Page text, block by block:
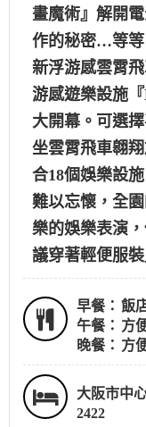
畫魔術』解開
作的秘密…等等
新浮游感雲霄
游感遊樂設施
大開幕。可選
坐雲霄飛車翱
合18個娛樂設
難以忘懷，全
樂的娛樂表演
議穿著輕便服裝
早餐： 飯
午餐： 方
晚餐： 方
大阪市中
2422